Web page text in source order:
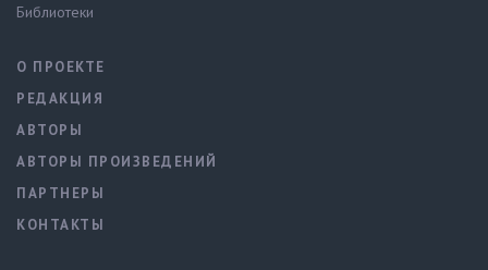
Библиотеки
О ПРОЕКТЕ
РЕДАКЦИЯ
АВТОРЫ
АВТОРЫ ПРОИЗВЕДЕНИЙ
ПАРТНЕРЫ
КОНТАКТЫ